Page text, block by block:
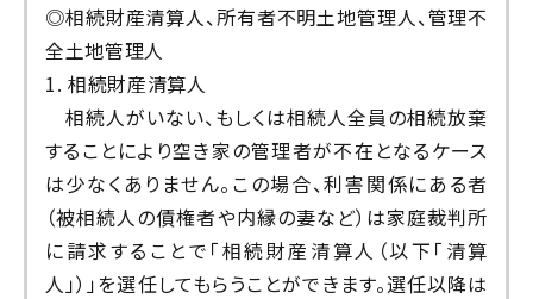
◎相続財産清算人、所有者不明土地管理人、管理不
全土地管理人
1. 相続財産清算人
相続人がいない、もしくは相続人全員の相続放棄
することにより空き家の管理者が不在となるケース
は少なくありません。この場合、利害関係にある者
（被相続人の債権者や内縁の妻など）は家庭裁判所
に請求することで「相続財産清算人（以下「清算
人」）」を選任してもらうことができます。選任以降は